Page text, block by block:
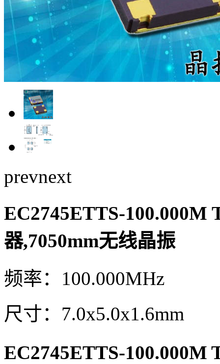
prevnext
EC2745ETTS-100.000M
器,7050mm无线晶振
频率：100.000MHz
尺寸：7.0x5.0x1.6mm
EC2745ETTS-100.000M